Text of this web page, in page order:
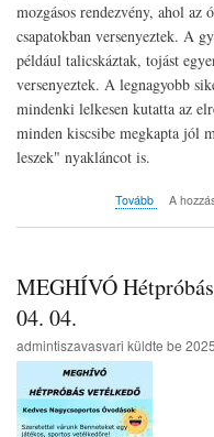
mozgásos rendezvény, ahol az
csapatokban versenyeztek. A
például talicskáztak, tojást
versenyeztek. A legnagyobb
mindenki lelkesen kutatta az
minden kiscsibe megkapta jól
leszek" nyakláncot is.
Tovább
(Csibe-
A
MEGHÍVÓ
04. 04.
admintiszavasvari küldte be